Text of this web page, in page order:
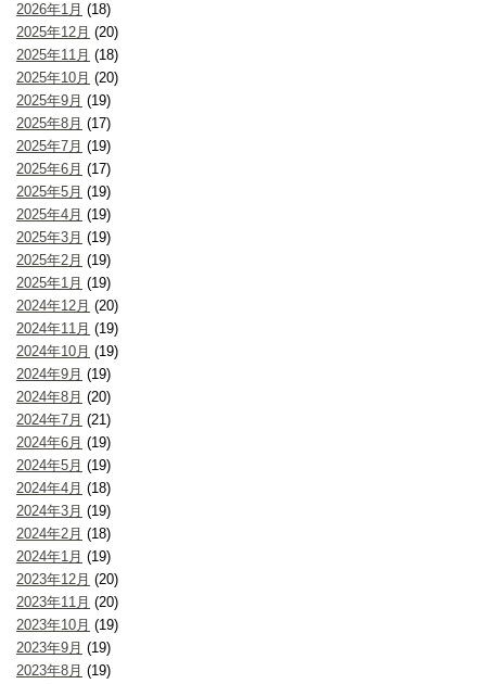
2026年1月 (18)
2025年12月 (20)
2025年11月 (18)
2025年10月 (20)
2025年9月 (19)
2025年8月 (17)
2025年7月 (19)
2025年6月 (17)
2025年5月 (19)
2025年4月 (19)
2025年3月 (19)
2025年2月 (19)
2025年1月 (19)
2024年12月 (20)
2024年11月 (19)
2024年10月 (19)
2024年9月 (19)
2024年8月 (20)
2024年7月 (21)
2024年6月 (19)
2024年5月 (19)
2024年4月 (18)
2024年3月 (19)
2024年2月 (18)
2024年1月 (19)
2023年12月 (20)
2023年11月 (20)
2023年10月 (19)
2023年9月 (19)
2023年8月 (19)